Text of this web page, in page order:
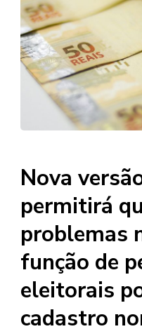
Nova
permitirá
problemas
função de
eleitorais
cadastro